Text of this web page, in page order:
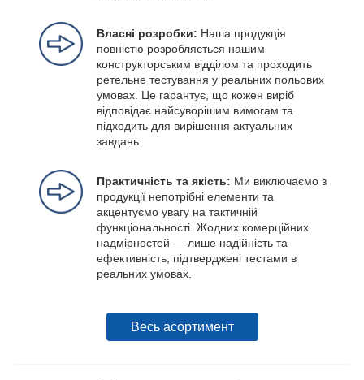
Власні розробки: Наша продукція
повністю розробляється нашим
конструкторським відділом та проходить
ретельне тестування у реальних польових
умовах. Це гарантує, що кожен виріб
відповідає найсуворішим вимогам та
підходить для вирішення актуальних
завдань.
Практичність та якість: Ми виключаємо з
продукції непотрібні елементи та
акцентуємо увагу на тактичній
функціональності. Жодних комерційних
надмірностей — лише надійність та
ефективність, підтверджені тестами в
реальних умовах.
Весь асортимент